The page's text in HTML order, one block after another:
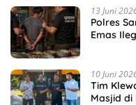
13 Juni
Polres
Emas
10 Juni
Tim
Masjid di